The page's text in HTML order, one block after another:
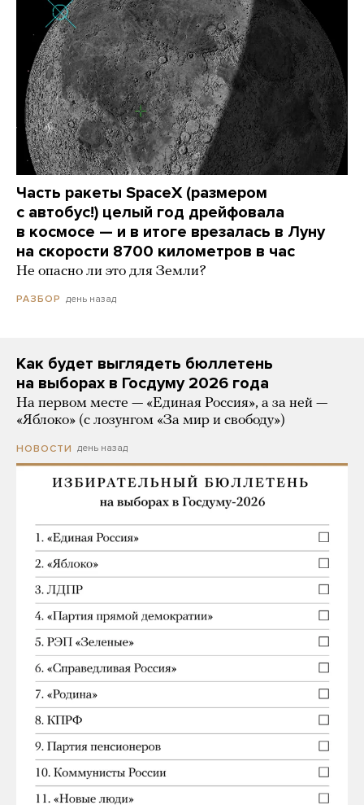
Часть ракеты SpaceX (размером
с автобус!) целый год дрейфовала
в космосе — и в итоге врезалась в Луну
на скорости 8700 километров в час
Не опасно ли это для Земли?
РАЗБОР день назад
Как будет выглядеть бюллетень
на выборах в Госдуму 2026 года
На первом месте — «Единая Россия», а за ней —
«Яблоко» (с лозунгом «За мир и свободу»)
НОВОСТИ день назад